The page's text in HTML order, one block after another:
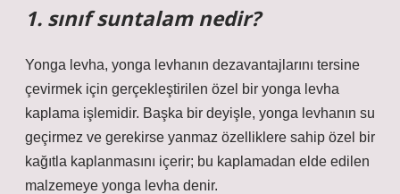
1. sınıf suntalam nedir?
Yonga levha, yonga levhanın dezavantajlarını tersine
çevirmek için gerçekleştirilen özel bir yonga levha
kaplama işlemidir. Başka bir deyişle, yonga levhanın su
geçirmez ve gerekirse yanmaz özelliklere sahip özel bir
kağıtla kaplanmasını içerir; bu kaplamadan elde edilen
malzemeye yonga levha denir.